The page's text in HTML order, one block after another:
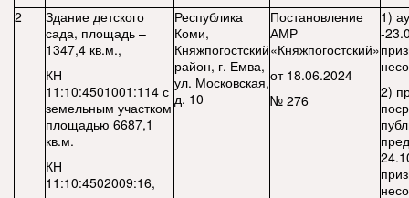
2
Здание детского
сада, площадь –
1347,4 кв.м.,
КН
11:10:4501001:114 с
земельным участком
площадью 6687,1
кв.м.
КН
11:10:4502009:16,
Республика
Коми,
Княжпогостский
район, г. Емва,
ул. Московская,
д. 10
Постановление
АМР
«Княжпогостский»
от 18.06.2024
№ 276
1)
-
2)